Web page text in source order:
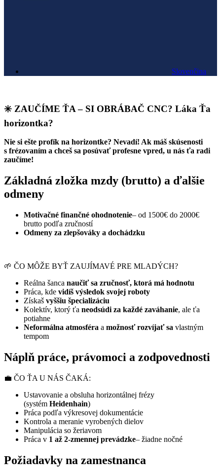
Slovenčina
✳️ ZAUČÍME ŤA – SI OBRÁBAČ CNC? Láka Ťa
horizontka?
Nie si ešte profík na horizontke? Nevadí! Ak máš skúsenosti
s frézovaním a chceš sa posúvať profesne vpred, u nás ťa radi
zaučíme!
Základná zložka mzdy (brutto) a ďalšie
odmeny
Motivačné finančné ohodnotenie– od 1500€ do 2000€
brutto podľa zručností
Odmeny za zlepšováky a dochádzku
🌱 ČO MÔŽE BYŤ ZAUJÍMAVÉ PRE MLADÝCH?
Reálna šanca naučiť sa zručnosť, ktorá má hodnotu
Práca, kde vidíš výsledok svojej roboty
Získaš vyššiu špecializáciu
Kolektív, ktorý ťa neodsúdi za každé zaváhanie, ale ťa
potiahne
Neformálna atmosféra a možnosť rozvíjať sa vlastným
tempom
Náplň práce, právomoci a zodpovednosti
💼 ČO ŤA U NÁS ČAKÁ:
Ustavovanie a obsluha horizontálnej frézy
(systém Heidenhain)
Práca podľa výkresovej dokumentácie
Kontrola a meranie vyrobených dielov
Manipulácia so žeriavom
Práca v 1 až 2-zmennej prevádzke– žiadne nočné
Požiadavky na zamestnanca